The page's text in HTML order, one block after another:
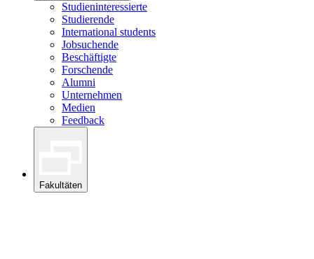
Studieninteressierte
Studierende
International students
Jobsuchende
Beschäftigte
Forschende
Alumni
Unternehmen
Medien
Feedback
Fakultäten